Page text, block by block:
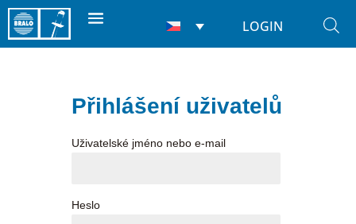
LOGIN
Přihlášení uživatelů
Uživatelské jméno nebo e-mail
Heslo